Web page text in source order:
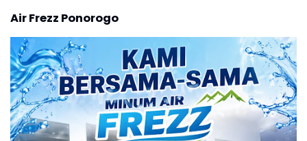
Air Frezz Ponorogo